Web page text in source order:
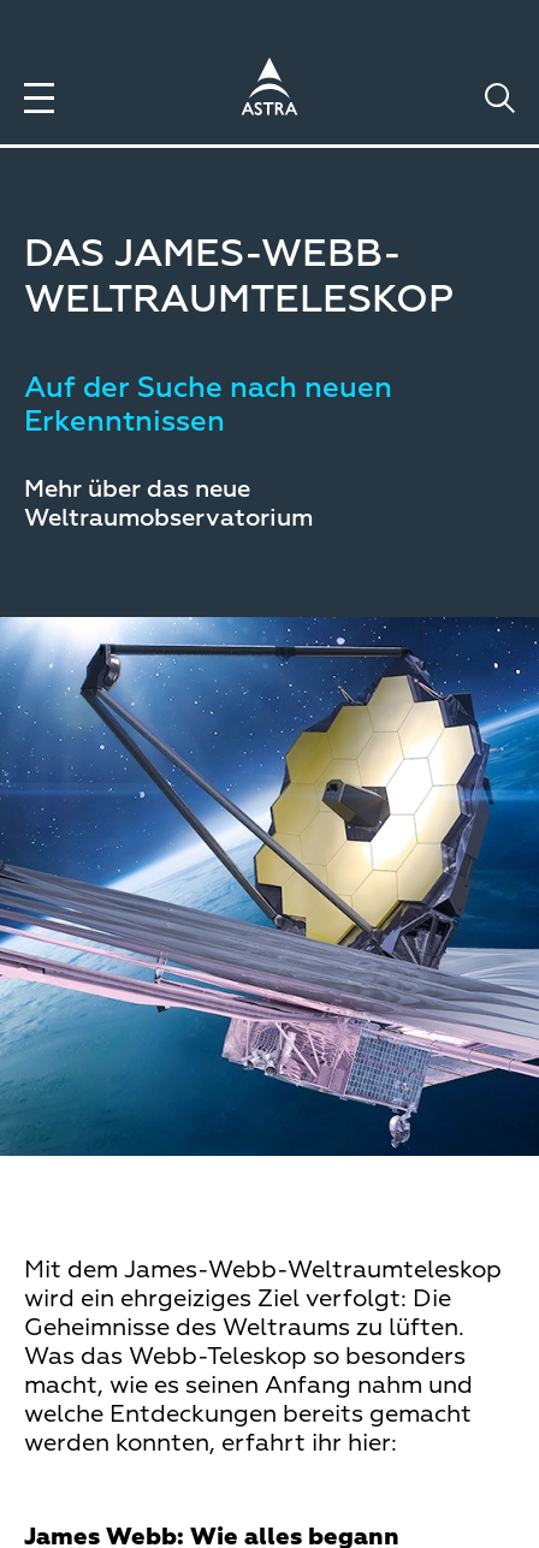
DAS JAMES-WEBB-
WELTRAUMTELESKOP
Auf der Suche nach neuen
Erkenntnissen
Mehr über das neue
Weltraumobservatorium
Image
Mit dem James-Webb-Weltraumteleskop
wird ein ehrgeiziges Ziel verfolgt: Die
Geheimnisse des Weltraums zu lüften.
Was das Webb-Teleskop so besonders
macht, wie es seinen Anfang nahm und
welche Entdeckungen bereits gemacht
werden konnten, erfahrt ihr hier:
James Webb: Wie alles begann